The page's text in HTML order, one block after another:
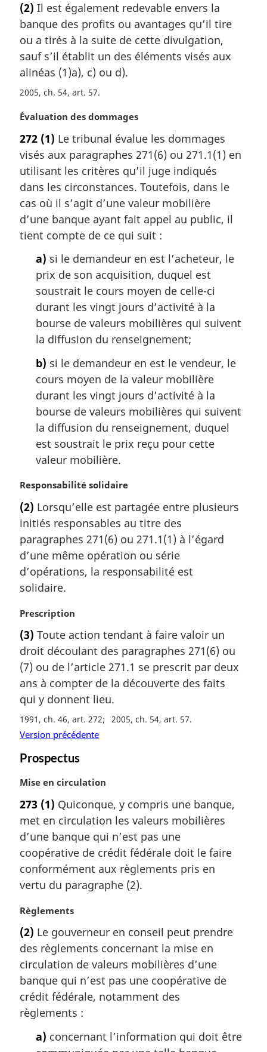
t
e
m
a
g
i
a
e
:
(2) Il est également redevable envers la
banque des profits ou avantages qu’il tire
ou a tirés à la suite de cette divulgation,
sauf s’il établit un des éléments visés aux
alinéas (1)a), c) ou d).
2005, ch. 54, art. 57
N
t
e
m
a
g
i
n
Évaluation des dommages
272 (1) Le tribunal évalue les dommages
visés aux paragraphes 271(6) ou 271.1(1) en
utilisant les critères qu’il juge indiqués
dans les circonstances. Toutefois, dans le
cas où il s’agit d’une valeur mobilière
d’une banque ayant fait appel au public, il
tient compte de ce qui suit :
a) si le demandeur en est l’acheteur, le
prix de son acquisition, duquel est
soustrait le cours moyen de celle-ci
durant les vingt jours d’activité à la
bourse de valeurs mobilières qui suivent
la diffusion du renseignement;
b) si le demandeur en est le vendeur, le
cours moyen de la valeur mobilière
durant les vingt jours d’activité à la
bourse de valeurs mobilières qui suivent
la diffusion du renseignement, duquel
est soustrait le prix reçu pour cette
valeur mobilière.
N
t
e
m
a
g
i
a
l
e
:
Responsabilité solidaire
(2) Lorsqu’elle est partagée entre plusieurs
initiés responsables au titre des
paragraphes 271(6) ou 271.1(1) à l’égard
d’une même opération ou série
d’opérations, la responsabilité est
solidaire.
N
t
e
m
a
g
i
n
l
:
Prescription
(3) Toute action tendant à faire valoir un
droit découlant des paragraphes 271(6) ou
(7) ou de l’article 271.1 se prescrit par deux
ans à compter de la découverte des faits
qui y donnent lieu.
1991, ch. 46, art. 272 2005, ch. 54, art. 57
Version précédente
Prospectus
N
t
e
m
a
g
i
a
l
e
:
Mise en circulation
273 (1) Quiconque, y compris une banque,
met en circulation les valeurs mobilières
d’une banque qui n’est pas une
coopérative de crédit fédérale doit le faire
conformément aux règlements pris en
vertu du paragraphe (2).
N
t
e
m
a
g
i
Règlements
(2) Le gouverneur en conseil peut prendre
des règlements concernant la mise en
circulation de valeurs mobilières d’une
banque qui n’est pas une coopérative de
crédit fédérale, notamment des
règlements :
a) concernant l’information qui doit être